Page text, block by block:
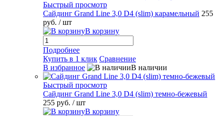
Быстрый просмотр
Сайдинг Grand Line 3,0 D4 (slim) карамельный 255
руб. / шт
В корзину
Подробнее
Купить в 1 клик Сравнение
В избранное
В наличии
Быстрый просмотр
Сайдинг Grand Line 3,0 D4 (slim) темно-бежевый
255 руб. / шт
В корзину